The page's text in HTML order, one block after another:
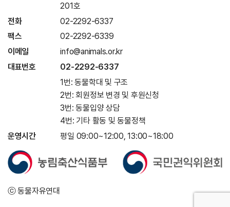
201호
전화
02-2292-6337
팩스
02-2292-6339
이메일
info@animals.or.kr
대표번호
02-2292-6337
1번: 동물학대 및 구조
2번: 회원정보 변경 및 후원신청
3번: 동물입양 상담
4번: 기타 활동 및 동물정책
운영시간
평일 09:00~12:00, 13:00~18:00
ⓒ 동물자유연대